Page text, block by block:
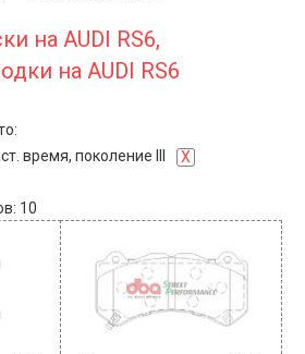
на AUDI RS6,
на AUDI RS6
время, поколение III X
10